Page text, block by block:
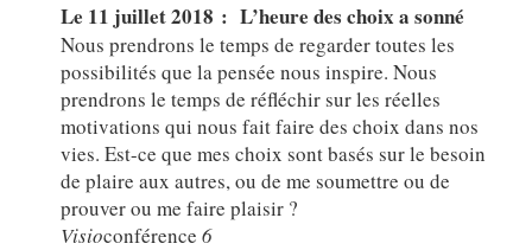
Le 11 juillet 2018 : L’heure des choix a sonné
Nous prendrons le temps de regarder toutes les
possibilités que la pensée nous inspire. Nous
prendrons le temps de réfléchir sur les réelles
motivations qui nous fait faire des choix dans nos
vies. Est-ce que mes choix sont basés sur le besoin
de plaire aux autres, ou de me soumettre ou de
prouver ou me faire plaisir ?
Visioconférence 6